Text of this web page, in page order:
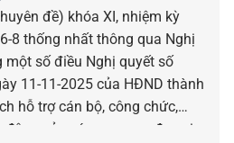
đề) khóa XI, nhiệm kỳ
8 thống nhất thông qua Nghị
một số điều Nghị quyết số
11-11-2025 của HĐND thành
hỗ trợ cán bộ, công chức,
động của các cơ quan, đơn vị